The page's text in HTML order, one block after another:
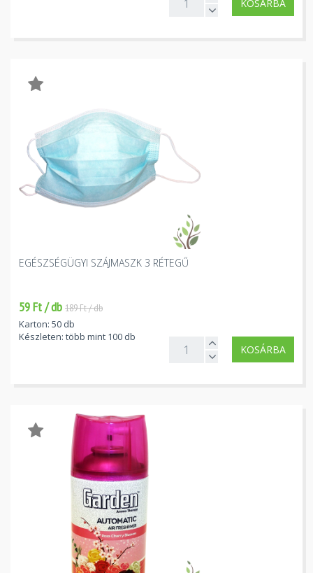
KOSÁRBA
EGÉSZSÉGÜGYI SZÁJMASZK 3 RÉTEGŰ
59 Ft / db 189 Ft / db
Karton: 50 db
Készleten: több mint 100 db
KOSÁRBA